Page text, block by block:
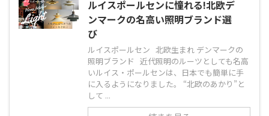
ルイスポールセンに憧れる!北欧デ
ンマークの名高い照明ブランド選
び
ルイスポールセン 北欧生まれ デンマークの
照明ブランド 近代照明のルーツとしても名高
いルイス・ポールセンは、日本でも簡単に手
に入るようになりました。 “北欧のあかり”と
して ...